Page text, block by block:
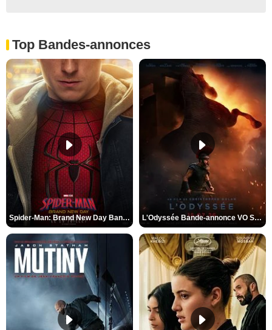
Top Bandes-annonces
Spider-Man: Brand New Day Bande-annonce VO STFR L'Odyssée Bande-annonce VO STFR